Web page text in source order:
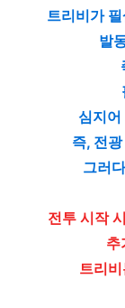
트리비가
발
심지
즉, 전
그러
전투 시작
추
트리